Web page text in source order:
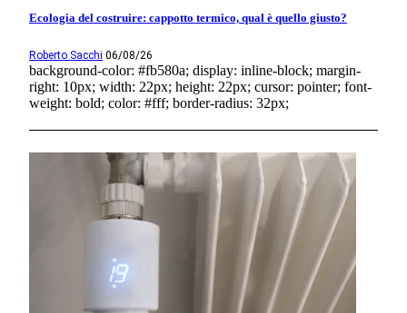
Ecologia del costruire: cappotto termico, qual è quello giusto?
Roberto Sacchi 06/08/26
background-color: #fb580a; display: inline-block; margin-
right: 10px; width: 22px; height: 22px; cursor: pointer; font-
weight: bold; color: #fff; border-radius: 32px;